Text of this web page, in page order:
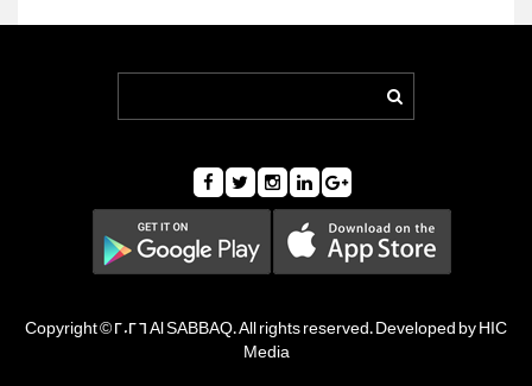
Copyright © 2026 Al SABBAQ. All rights reserved. Developed by HIC
Media